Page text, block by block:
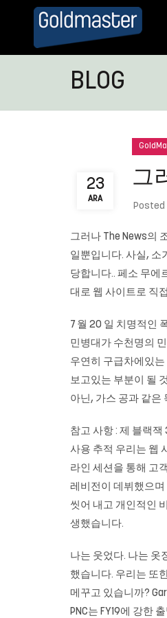
BLOG
23
ARA
그
Posted
그러나 The News의
일뿐입니다. 사실, 소
당합니다.. 페소 무에
대로 웹 사이트로 직
7 월 20 일 치명적인
민병대가 수천명의
우연히 구급차에있
보고있는 부분이 될
아닌, 가스 공과 같은
참고 사항 : 제 블랙잭
사용 추적 우리는 웹
라인 세션을 통해 고
레비전이 데뷔했으며
씻어 내고 개인적인
생했습니다.
나는 웃었다. 나는 옷
했습니다. 우리는 또
메꾸고 있습니까?
PNC는 FY19에 강한